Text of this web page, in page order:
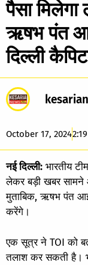
पैसा मिलेगा
ऋषभ पंत
दिल्ली
October 17, 2024
नई दिल्ली: भारतीय
लेकर बड़ी खबर सामने
मुताबिक, ऋषभ पंत
करेंगे।
एक सूत्र ने TOI को
तलाश कर सकती है।